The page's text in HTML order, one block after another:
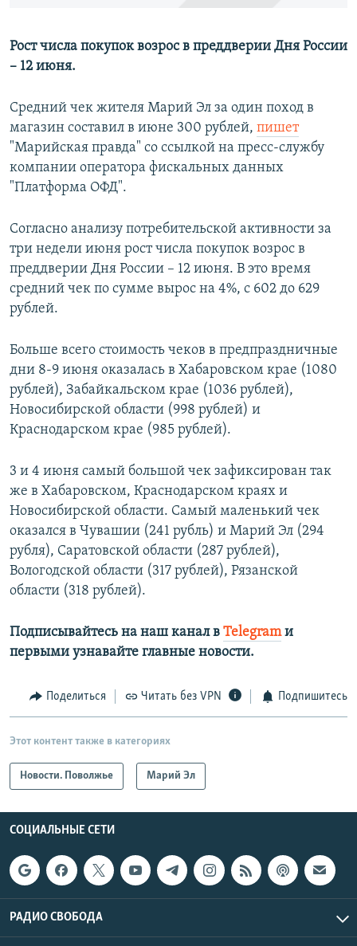
Все сайты РСЕ/РС
Рост числа покупок возрос в преддверии Дня России
– 12 июня.
Средний чек жителя Марий Эл за один поход в
магазин составил в июне 300 рублей, пишет
"Марийская правда" со ссылкой на пресс-службу
компании оператора фискальных данных
"Платформа ОФД".
Согласно анализу потребительской активности за
три недели июня рост числа покупок возрос в
преддверии Дня России – 12 июня. В это время
средний чек по сумме вырос на 4%, с 602 до 629
рублей.
Больше всего стоимость чеков в предпраздничные
дни 8-9 июня оказалась в Хабаровском крае (1080
рублей), Забайкальском крае (1036 рублей),
Новосибирской области (998 рублей) и
Краснодарском крае (985 рублей).
3 и 4 июня самый большой чек зафиксирован так
же в Хабаровском, Краснодарском краях и
Новосибирской области. Самый маленький чек
оказался в Чувашии (241 рубль) и Марий Эл (294
рубля), Саратовской области (287 рублей),
Вологодской области (317 рублей), Рязанской
области (318 рублей).
Подписывайтесь на наш канал в Telegramи
первыми узнавайте главные новости.​
Поделиться Читать без VPN Подпишитесь
Этот контент также в категориях
Новости. Поволжье Марий Эл
СОЦИАЛЬНЫЕ СЕТИ
РАДИО СВОБОДА